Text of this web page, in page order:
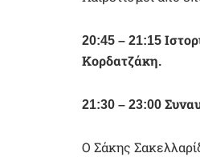
20:45 – 21:15
Κορδατζάκη.
21:30 – 23:00
Ο Σάκης